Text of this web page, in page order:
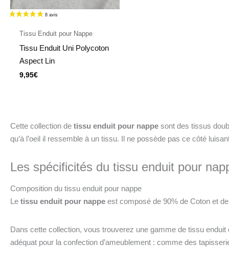
8 avis
Tissu Enduit pour Nappe
Tissu Enduit Uni Polycoton
Aspect Lin
9,95€
Cette collection de tissu enduit pour nappe sont des tissus
qu’à l’oeil il ressemble à un tissu. Il ne possède pas ce côté
Les spécificités du tissu enduit pour
Composition du tissu enduit pour nappe
Le tissu enduit pour nappe est composé de 90% de Coton et
Dans cette collection, vous trouverez une gamme de tissu
adéquat pour la confection d’ameublement : comme des